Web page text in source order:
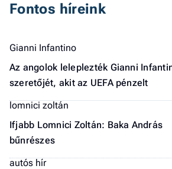
Fontos híreink
Gianni Infantino
Az angolok leleplezték Gianni
szeretőjét, akit az UEFA pénzelt
lomnici zoltán
Ifjabb Lomnici Zoltán: Baka András
bűnrészes
autós hír